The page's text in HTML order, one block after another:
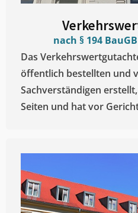
nach § 194
Das
öffentlich bestellten und
Sachverständigen
Seiten und hat vor